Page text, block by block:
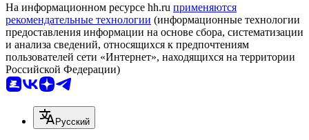
На информационном ресурсе hh.ru применяются
рекомендательные технологии (информационные технологии
предоставления информации на основе сбора, систематизации
и анализа сведений, относящихся к предпочтениям
пользователей сети «Интернет», находящихся на территории
Российской Федерации)
Русский